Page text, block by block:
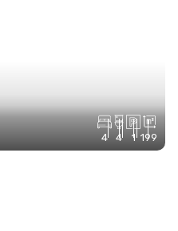
4 4 1 199